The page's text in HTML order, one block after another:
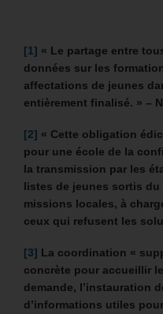
[1] « Le partage entre
données sur les
affectations de jeunes
entièrement finalisé. » –
[2] « Cette obligation
pour une école de la
la transmission par les
listes de jeunes sortis
missions locales, à
ceux qui refusent les
[3] La coordination «
concrète pour accueillir
demande, l’instauration
d’informations utiles